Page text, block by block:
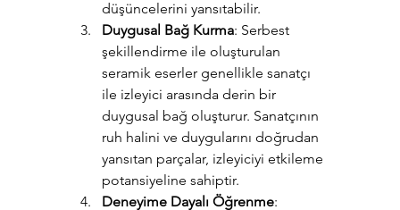
düşüncelerini yansıtabilir.
Duygusal Bağ Kurma: Serbest
şekillendirme ile oluşturulan
seramik eserler genellikle sanatçı
ile izleyici arasında derin bir
duygusal bağ oluşturur. Sanatçının
ruh halini ve duygularını doğrudan
yansıtan parçalar, izleyiciyi etkileme
potansiyeline sahiptir.
Deneyime Dayalı Öğrenme: